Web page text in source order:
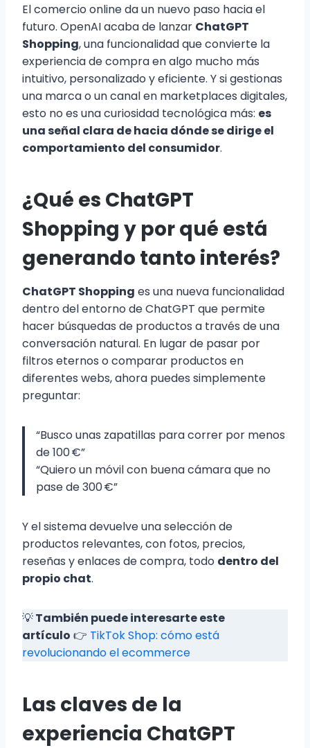
El comercio online da un nuevo paso hacia el
futuro. OpenAI acaba de lanzar ChatGPT
Shopping, una funcionalidad que convierte la
experiencia de compra en algo mucho más
intuitivo, personalizado y eficiente. Y si gestionas
una marca o un canal en marketplaces digitales,
esto no es una curiosidad tecnológica más: es
una señal clara de hacia dónde se dirige el
comportamiento del consumidor.
¿Qué es ChatGPT
Shopping y por qué está
generando tanto interés?
ChatGPT Shopping es una nueva funcionalidad
dentro del entorno de ChatGPT que permite
hacer búsquedas de productos a través de una
conversación natural. En lugar de pasar por
filtros eternos o comparar productos en
diferentes webs, ahora puedes simplemente
preguntar:
“Busco unas zapatillas para correr por menos
de 100 €”
“Quiero un móvil con buena cámara que no
pase de 300 €”
Y el sistema devuelve una selección de
productos relevantes, con fotos, precios,
reseñas y enlaces de compra, todo dentro del
propio chat.
💡También puede interesarte este
artículo 👉 TikTok Shop: cómo está
revolucionando el ecommerce
Las claves de la
experiencia ChatGPT